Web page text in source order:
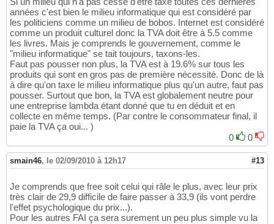
années c'est bien le milieu informatique qui est considéré par
les politiciens comme un milieu de bobos. Internet est considéré
comme un produit culturel donc la TVA doit être à 5.5 comme
les livres. Mais je comprends le gouvernement, comme le
"milieu informatique" se tait toujours, taxons-les.
Faut pas pousser non plus, la TVA est à 19.6% sur tous les
produits qui sont en gros pas de première nécessité. Donc de là
à dire qu'on taxe le milieu informatique plus qu'un autre, faut pas
pousser. Surtout que bon, la TVA est globalement neutre pour
une entreprise lambda étant donné que tu en déduit et en
collecte en même temps. (Par contre le consommateur final, il
paie la TVA ça oui... )
0
0
smain46, le 02/09/2010 à 12h17 #13
Je comprends que free soit celui qui râle le plus, avec leur prix
très clair de 29,9 difficile de faire passer à 33,9 (ils vont perdre
l'effet psychologique du prix...).
Pour les autres FAI ça sera surement un peu plus simple vu la